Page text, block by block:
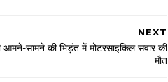
NEXT
सामने की भिड़ंत में मोटरसाइकिल सवार की
मौत